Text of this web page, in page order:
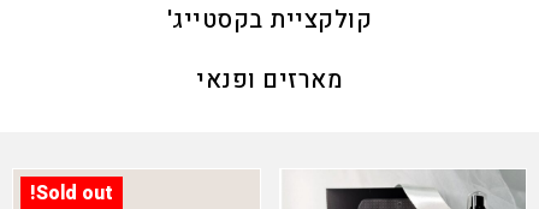
​קולקציית בקסטייג'
מארזים ופנאי
Sold out!